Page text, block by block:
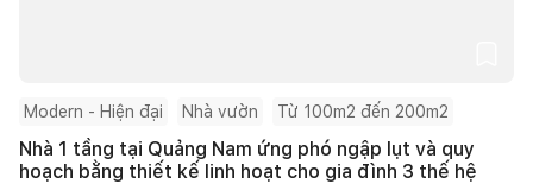
Modern - Hiện đại Nhà vườn Từ 100m2 đến 200m2
Nhà 1 tầng tại Quảng Nam ứng phó ngập lụt và quy
hoạch bằng thiết kế linh hoạt cho gia đình 3 thế hệ